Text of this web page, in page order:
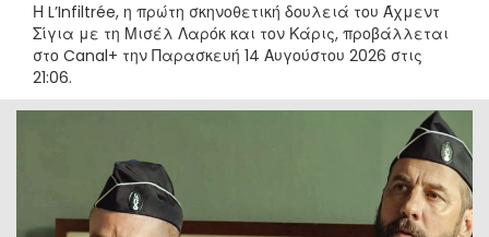
Η L’Infiltrée, η πρώτη σκηνοθετική δουλειά του Άχμεντ
Σίγια με τη Μισέλ Λαρόκ και τον Κάρις, προβάλλεται
στο Canal+ την Παρασκευή 14 Αυγούστου 2026 στις
21:06.